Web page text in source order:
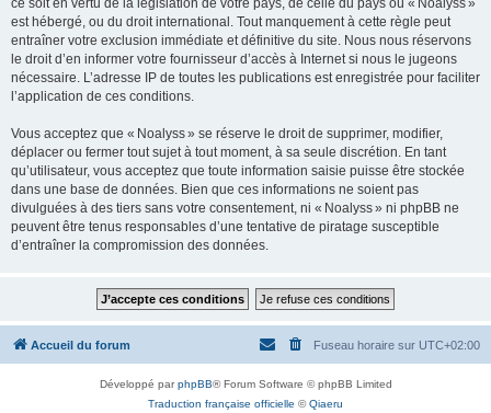
ce soit en vertu de la législation de votre pays, de celle du pays où « Noalyss »
est hébergé, ou du droit international. Tout manquement à cette règle peut
entraîner votre exclusion immédiate et définitive du site. Nous nous réservons
le droit d’en informer votre fournisseur d’accès à Internet si nous le jugeons
nécessaire. L’adresse IP de toutes les publications est enregistrée pour faciliter
l’application de ces conditions.
Vous acceptez que « Noalyss » se réserve le droit de supprimer, modifier,
déplacer ou fermer tout sujet à tout moment, à sa seule discrétion. En tant
qu’utilisateur, vous acceptez que toute information saisie puisse être stockée
dans une base de données. Bien que ces informations ne soient pas
divulguées à des tiers sans votre consentement, ni « Noalyss » ni phpBB ne
peuvent être tenus responsables d’une tentative de piratage susceptible
d’entraîner la compromission des données.
Accueil du forum Fuseau horaire sur UTC+02:00
Développé parphpBB® Forum Software © phpBB Limited
Traduction française officielle ©Qiaeru